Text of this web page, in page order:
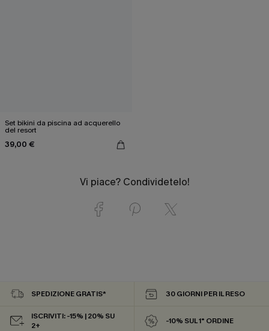
Set bikini da piscina ad acquerello
del resort
39,00 €
Vi piace? Condividetelo!
SPEDIZIONE GRATIS* 30 GIORNI PER IL RESO
ISCRIVITI: -15% | 20% SU
2+
-10% SUL 1° ORDINE